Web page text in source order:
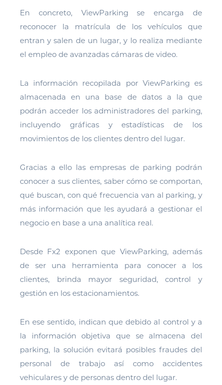
En concreto, ViewParking se encarga de
reconocer la matrícula de los vehículos que
entran y salen de un lugar, y lo realiza mediante
el empleo de avanzadas cámaras de video.
La información recopilada por ViewParking es
almacenada en una base de datos a la que
podrán acceder los administradores del parking,
incluyendo gráficas y estadísticas de los
movimientos de los clientes dentro del lugar.
Gracias a ello las empresas de parking podrán
conocer a sus clientes, saber cómo se comportan,
qué buscan, con qué frecuencia van al parking, y
más información que les ayudará a gestionar el
negocio en base a una analítica real.
Desde Fx2 exponen que ViewParking, además
de ser una herramienta para conocer a los
clientes, brinda mayor seguridad, control y
gestión en los estacionamientos.
En ese sentido, indican que debido al control y a
la información objetiva que se almacena del
parking, la solución evitará posibles fraudes del
personal de trabajo así como accidentes
vehiculares y de personas dentro del lugar.